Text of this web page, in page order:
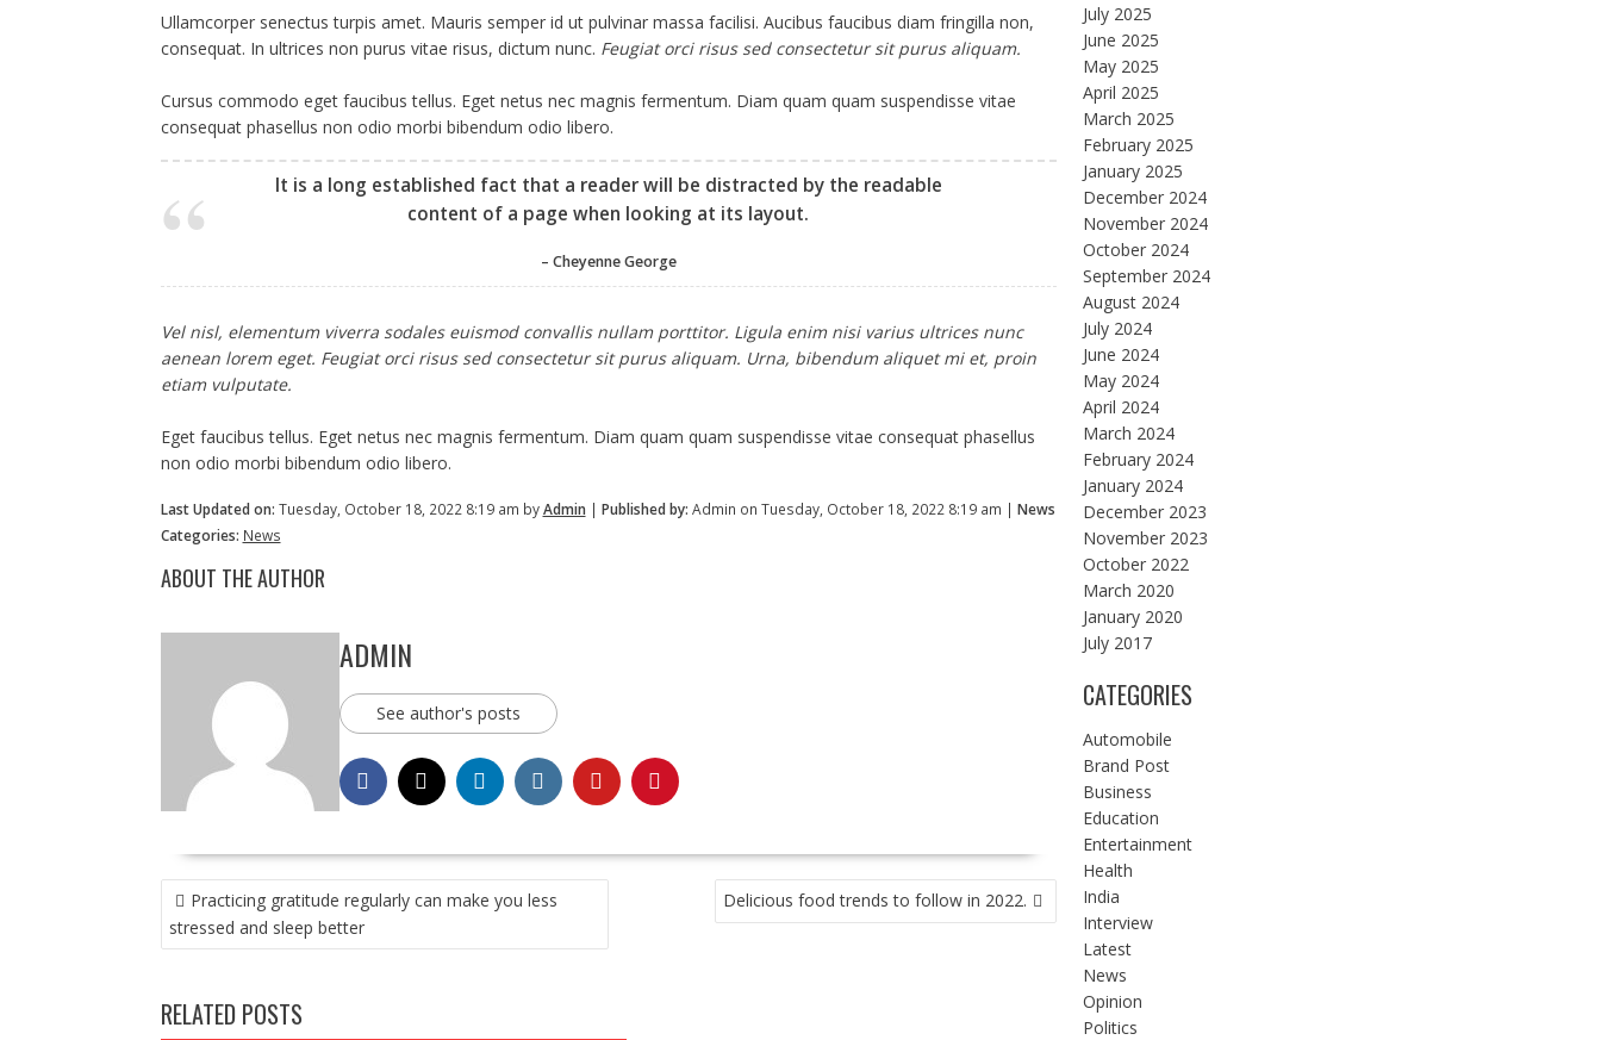
Ullamcorper senectus turpis amet. Mauris semper id ut pulvinar massa facilisi. Aucibus faucibus diam fringilla non,
consequat. In ultrices non purus vitae risus, dictum nunc. Feugiat orci risus sed consectetur sit purus aliquam.
Cursus commodo eget faucibus tellus. Eget netus nec magnis fermentum. Diam quam quam suspendisse vitae
consequat phasellus non odio morbi bibendum odio libero.
It is a long established fact that a reader will be distracted by the readable
content of a page when looking at its layout.
– Cheyenne George
Vel nisl, elementum viverra sodales euismod convallis nullam porttitor. Ligula enim nisi varius ultrices nunc
aenean lorem eget. Feugiat orci risus sed consectetur sit purus aliquam. Urna, bibendum aliquet mi et, proin
etiam vulputate.
Eget faucibus tellus. Eget netus nec magnis fermentum. Diam quam quam suspendisse vitae consequat phasellus
non odio morbi bibendum odio libero.
Last Updated on: Tuesday, October 18, 2022 8:19 am byAdmin | Published by: Admin on Tuesday, October 18, 2022 8:19 am | News
Categories: News
ABOUT THE AUTHOR
ADMIN
See author's posts
POST
NAVIGATION
Practicing gratitude regularly can make you less
stressed and sleep better
Delicious food trends to follow in 2022.
RELATED POSTS
July 2025
June 2025
May 2025
April 2025
March 2025
February 2025
January 2025
December 2024
November 2024
October 2024
September 2024
August 2024
July 2024
June 2024
May 2024
April 2024
March 2024
February 2024
January 2024
December 2023
November 2023
October 2022
March 2020
January 2020
July 2017
CATEGORIES
Automobile
Brand Post
Business
Education
Entertainment
Health
India
Interview
Latest
News
Opinion
Politics